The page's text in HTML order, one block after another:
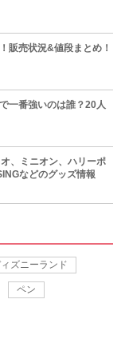
販売状況&値段まとめ！
一番強いのは誰？20人
、ミニオン、ハリーポ
などのグッズ情報
ズニーランド
ペン